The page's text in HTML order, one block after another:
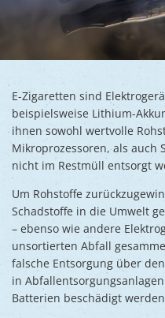
E-Zigaretten sind
beispielsweise Lithium-
ihnen sowohl wertvolle
Mikroprozessoren, als auch
nicht im Restmüll entsorgt
Um Rohstoffe
Schadstoffe in die Umwelt
– ebenso wie andere
unsortierten Abfall
falsche Entsorgung über
in
Batterien beschädigt